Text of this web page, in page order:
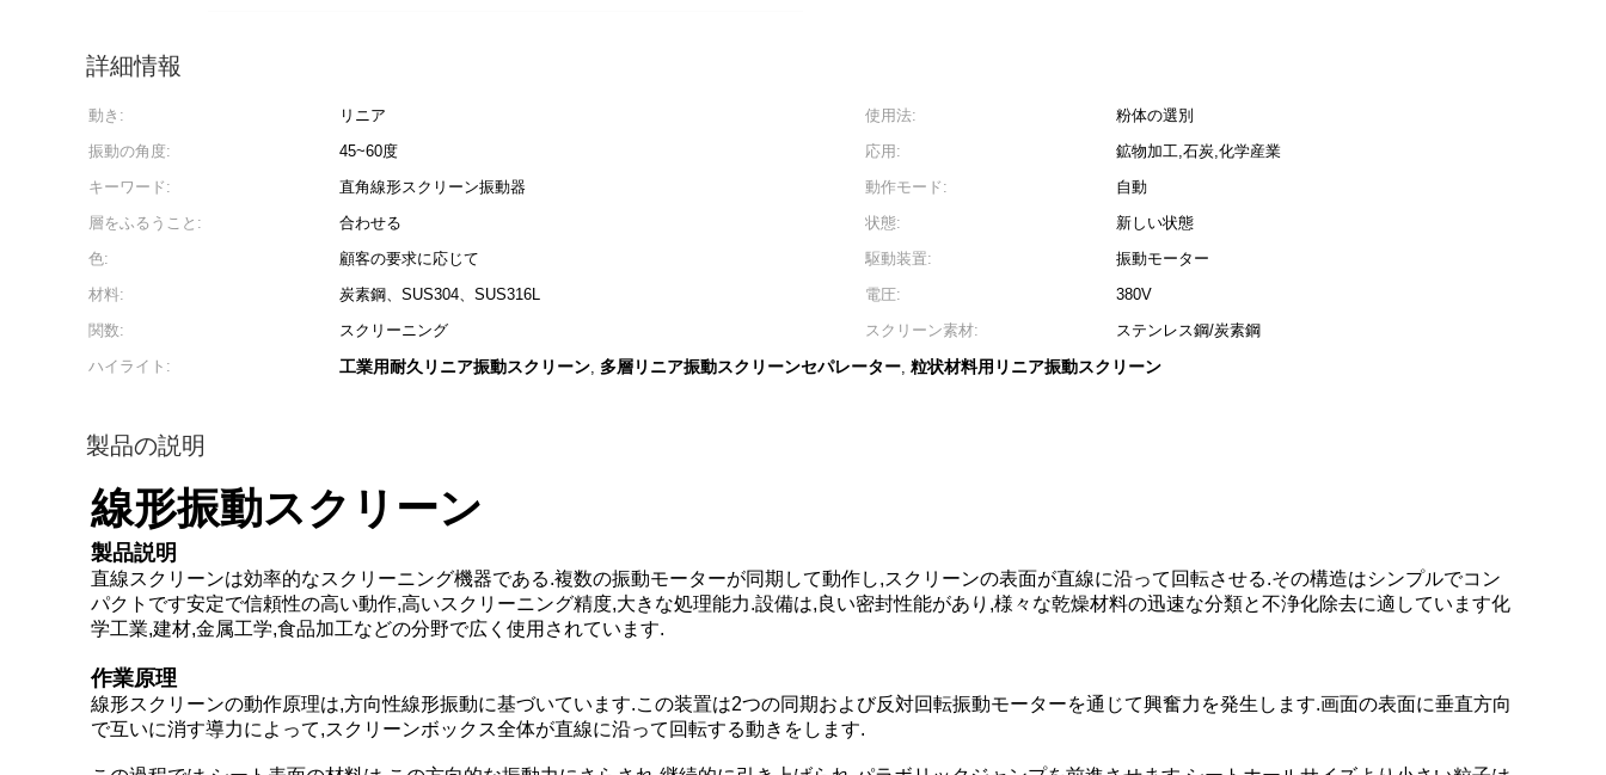
詳細情報
動き: リニア 使用法:
粉体の選別
振動の角度:
45~60度 応用:
鉱物加工,石炭,化学産業
キーワード:
直角線形スクリーン振動器 動作モード:
自動
層をふるうこと:
合わせる 状態:
新しい状態
色:
顧客の要求に応じて 駆動装置:
振動モーター
材料:
炭素鋼、SUS304、SUS316L 電圧:
380V
関数:
スクリーニング スクリーン素材:
ステンレス鋼/炭素鋼
ハイライト:
工業用耐久リニア振動スクリーン, 多層リニア振動スクリーンセパレーター, 粒状材料用リニア振動スクリーン
製品の説明
線形振動スクリーン
製品説明
直線スクリーンは効率的なスクリーニング機器である.複数の振動モーターが同期して動作し,スクリーンの表面が直線に沿って回転させる.その構造はシンプルでコン
パクトです安定で信頼性の高い動作,高いスクリーニング精度,大きな処理能力.設備は,良い密封性能があり,様々な乾燥材料の迅速な分類と不浄化除去に適しています化
学工業,建材,金属工学,食品加工などの分野で広く使用されています.
作業原理
線形スクリーンの動作原理は,方向性線形振動に基づいています.この装置は2つの同期および反対回転振動モーターを通じて興奮力を発生します.画面の表面に垂直方向
で互いに消す導力によって,スクリーンボックス全体が直線に沿って回転する動きをします.